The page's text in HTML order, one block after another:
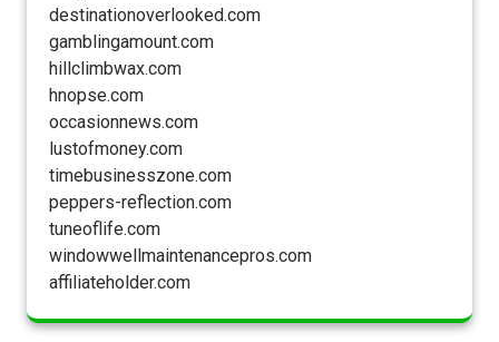
destinationoverlooked.com
gamblingamount.com
hillclimbwax.com
hnopse.com
occasionnews.com
lustofmoney.com
timebusinesszone.com
peppers-reflection.com
tuneoflife.com
windowwellmaintenancepros.com
affiliateholder.com